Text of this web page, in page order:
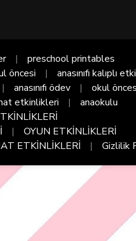
preschool printables
öncesi
anasınıfı kalıplı
anasınıfı ödev
okul
etkinlikleri
anaokulu
OYUN ETKİNLİKLERİ
ETKİNLİKLERİ Gizlilik